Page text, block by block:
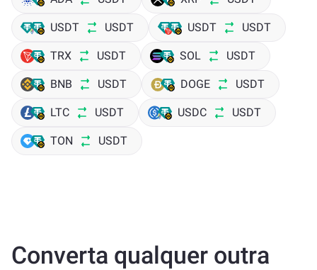
USDT USDT USDT USDT
TRX USDT SOL USDT
BNB USDT DOGE USDT
LTC USDT USDC USDT
TON USDT
Converta qualquer outra